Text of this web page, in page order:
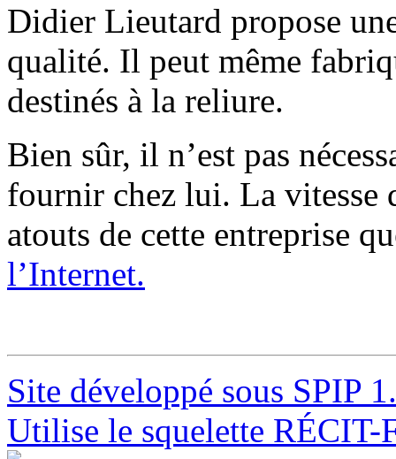
Didier Lieutard propose
qualité. Il peut même
destinés à la reliure.
Bien sûr, il n’est pas
fournir chez lui. La vitesse
atouts de cette entreprise
l’Internet.
Site développé sous SPIP
Utilise le squelette RÉCIT-